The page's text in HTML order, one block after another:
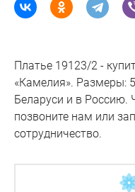
Платье 19123/2 -
«Камелия». Размеры:
Беларуси и в Россию.
позвоните нам или
сотрудничество.